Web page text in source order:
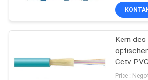
Zopf aus
Fasern
Kern
Cctv
LWL -